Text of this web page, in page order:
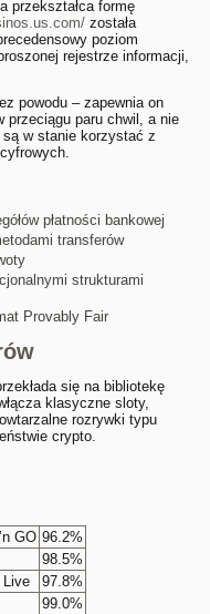
przekształca formę
została
poziom
rejestrze informacji,
powodu – zapewnia on
przeciągu paru chwil, a nie
w stanie korzystać z
płatności bankowej
transferów
strukturami
Provably Fair
się na bibliotekę
klasyczne sloty,
rozrywki typu
crypto.
GO 96.2%
98.5%
Live
97.8%
99.0%